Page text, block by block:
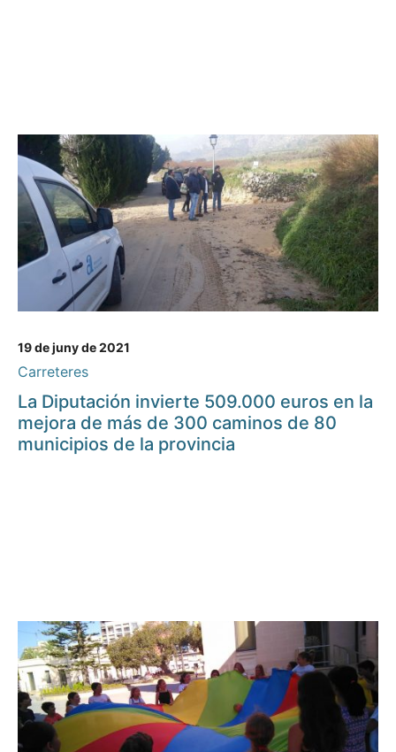
19 de juny de 2021
Carreteres
La Diputación invierte 509.000 euros en la
mejora de más de 300 caminos de 80
municipios de la provincia